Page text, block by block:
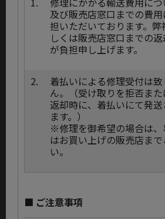
及び販売店窓口までの費
担いただいております。
しくは販売店窓口までの
が負担申し上げます。
2.
着払いによる修理受付は
ん。（受け取りを拒否ま
返却時に、着払いにて発
ます。）
※修理を御希望の場合は
はお買い上げの販売店ま
い。
■ ご注意事項